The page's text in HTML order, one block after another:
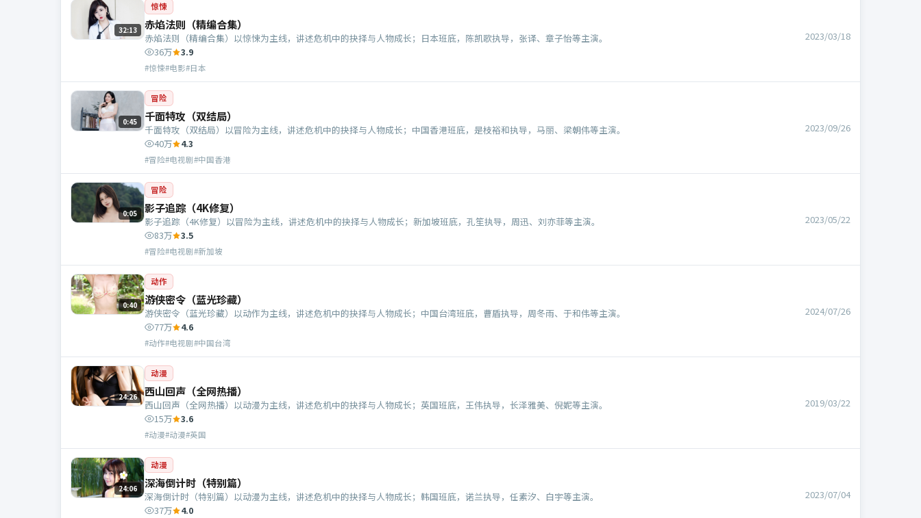
32:13
惊悚
赤焰法则（精编合集）
赤焰法则（精编合集）以惊悚为主线，讲述危机中的抉择与人物成长；日本班底，陈凯歌执导，张译、章子怡等主演。
36万 3.9
#惊悚#电影#日本
2023/03/18
0:45
冒险
千面特攻（双结局）
千面特攻（双结局）以冒险为主线，讲述危机中的抉择与人物成长；中国香港班底，是枝裕和执导，马丽、梁朝伟等主演。
40万 4.3
#冒险#电视剧#中国香港
2023/09/26
0:05
冒险
影子追踪（4K修复）
影子追踪（4K修复）以冒险为主线，讲述危机中的抉择与人物成长；新加坡班底，孔笙执导，周迅、刘亦菲等主演。
83万 3.5
#冒险#电视剧#新加坡
2023/05/22
0:40
动作
游侠密令（蓝光珍藏）
游侠密令（蓝光珍藏）以动作为主线，讲述危机中的抉择与人物成长；中国台湾班底，曹盾执导，周冬雨、于和伟等主演。
77万 4.6
#动作#电视剧#中国台湾
2024/07/26
24:26
动漫
西山回声（全网热播）
西山回声（全网热播）以动漫为主线，讲述危机中的抉择与人物成长；英国班底，王伟执导，长泽雅美、倪妮等主演。
15万 3.6
#动漫#动漫#英国
2019/03/22
24:06
动漫
深海倒计时（特别篇）
深海倒计时（特别篇）以动漫为主线，讲述危机中的抉择与人物成长；韩国班底，诺兰执导，任素汐、白宇等主演。
37万 4.0
2023/07/04